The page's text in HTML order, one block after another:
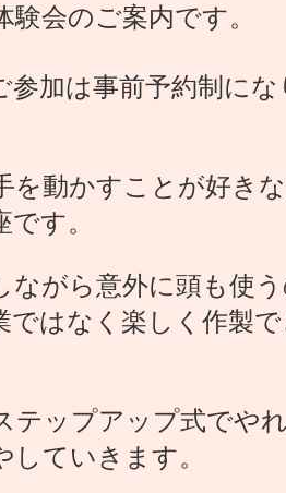
験会のご案内です。
参加は事前予約制にな
を動かすことが好き
す。
ながら意外に頭も使
ではなく楽しく作製で
テップアップ式でや
していきます。